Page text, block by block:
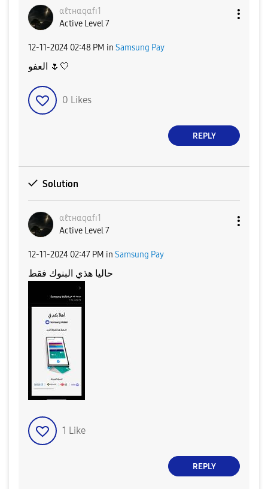
αℓτнαqαfɪ1
Active Level 7
‎12-11-2024 02:48 PM in Samsung Pay
🌷 🤍
0 Likes
REPLY
Solution
αℓτнαqαfɪ1
Active Level 7
‎12-11-2024 02:47 PM in Samsung Pay
حاليا هذي البنوك فقط
1 Like
REPLY